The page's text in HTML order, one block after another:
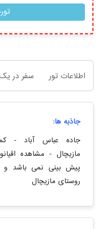
اطلاعات تور سفر در
جاذبه ها:
جاده عباس آباد -
مازیچال - مشاهده
پیش بینی نمی باشد
روستای مازیچال